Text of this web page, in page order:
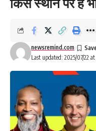
Last updated: 2025/07/22
newsremind.com